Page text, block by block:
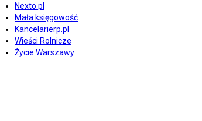
Nexto.pl
Mała księgowość
Kancelarierp.pl
Wieści Rolnicze
Życie Warszawy